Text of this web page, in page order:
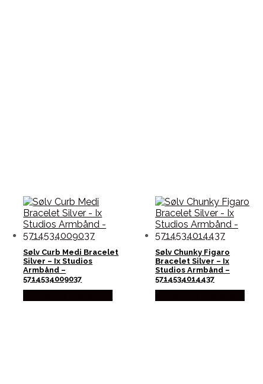
Sølv Curb Medi Bracelet
Silver – Ix Studios
Armbånd –
5714534009037
Sølv Chunky Figaro
Bracelet Silver – Ix
Studios Armbånd –
5714534014437